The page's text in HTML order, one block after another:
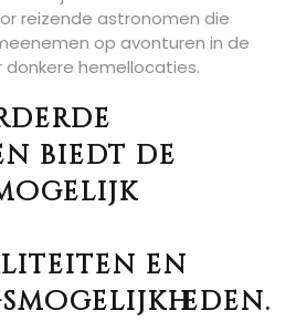
reizende astronomen die
op avonturen in de
hemellocaties.
biedt de
en